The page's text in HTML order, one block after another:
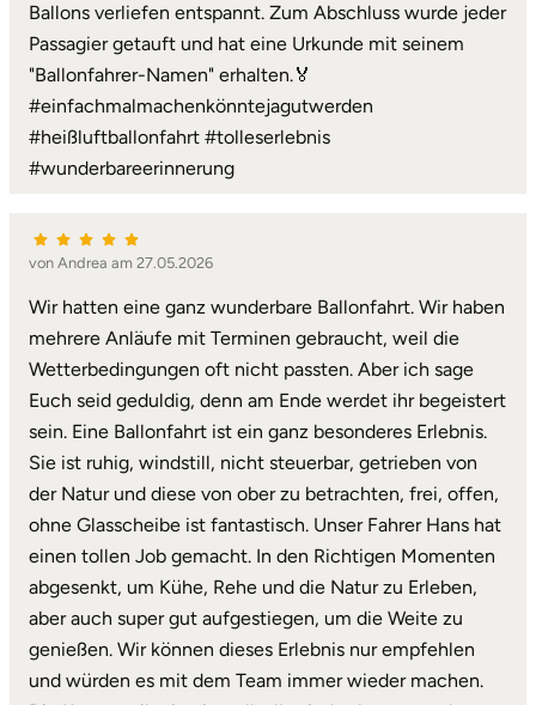
Ballons verliefen entspannt. Zum Abschluss wurde jeder
Passagier getauft und hat eine Urkunde mit seinem
"Ballonfahrer-Namen" erhalten.🏅
#einfachmalmachenkönntejagutwerden
#heißluftballonfahrt #tolleserlebnis
#wunderbareerinnerung
von Andrea am 27.05.2026
Wir hatten eine ganz wunderbare Ballonfahrt. Wir haben
mehrere Anläufe mit Terminen gebraucht, weil die
Wetterbedingungen oft nicht passten. Aber ich sage
Euch seid geduldig, denn am Ende werdet ihr begeistert
sein. Eine Ballonfahrt ist ein ganz besonderes Erlebnis.
Sie ist ruhig, windstill, nicht steuerbar, getrieben von
der Natur und diese von ober zu betrachten, frei, offen,
ohne Glasscheibe ist fantastisch. Unser Fahrer Hans hat
einen tollen Job gemacht. In den Richtigen Momenten
abgesenkt, um Kühe, Rehe und die Natur zu Erleben,
aber auch super gut aufgestiegen, um die Weite zu
genießen. Wir können dieses Erlebnis nur empfehlen
und würden es mit dem Team immer wieder machen.